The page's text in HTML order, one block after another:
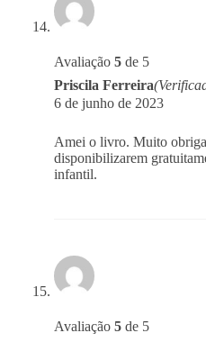
Avaliação 5 de 5
Priscila Ferreira
6 de junho de 2023
Amei o livro. Muito
disponibilizarem
infantil.
Avaliação 5 de 5